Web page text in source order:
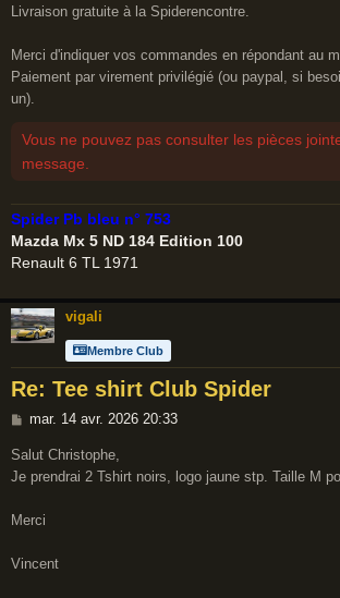
Livraison gratuite à la Spiderencontre.
Merci d'indiquer vos commandes en répondant au
Paiement par virement privilégié (ou paypal, si
un).
Vous ne pouvez pas consulter les pièces
message.
Spider Pb bleu n° 753
Mazda Mx 5 ND 184 Edition 100
Renault 6 TL 1971
vigali
Membre Club
Re: Tee shirt Club Spider
M
s
s
g
mar. 14 avr. 2026 20:33
Salut Christophe,
Je prendrai 2 Tshirt noirs, logo jaune stp. Taille M
Merci
Vincent